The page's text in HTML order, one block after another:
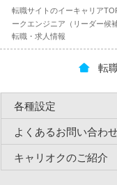
転職サイトのイーキャリア
ークエンジニア（リーダー候
転職・求人情報
転
各種設定
よくあるお問い合わ
キャリオクのご紹介